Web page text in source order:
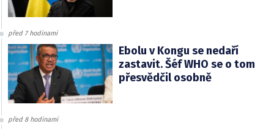
před 7 hodinami
Ebolu v Kongu se nedaří
zastavit. Šéf WHO se o tom
přesvědčil osobně
před 8 hodinami